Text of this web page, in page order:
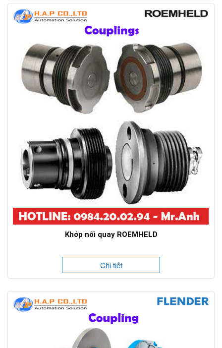
Khớp nối quay ROEMHELD
Chi tiết